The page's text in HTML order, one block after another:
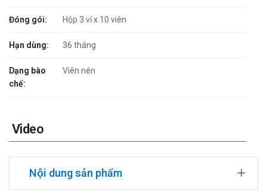
Đóng gói: Hộp 3 vỉ x 10 viên
Hạn dùng: 36 tháng
Dạng bào
chế:
Viên nén
Video
Nội dung sản phẩm